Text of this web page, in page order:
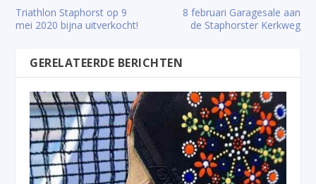
Triathlon Staphorst op 9
mei 2020 bijna uitverkocht!
8 februari Garagesale aan
de Staphorster Kerkweg
GERELATEERDE BERICHTEN